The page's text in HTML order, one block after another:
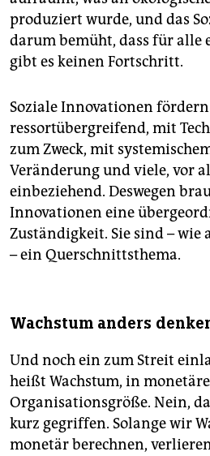
produziert wurde, und das
darum bemüht, dass für alle
gibt es keinen Fortschritt.
Soziale Innovationen
ressortübergreifend, mit
zum Zweck, mit
Veränderung und viele, vor
einbeziehend. Deswegen
Innovationen eine
Zuständigkeit. Sie sind –
– ein Querschnittsthema.
Wachstum anders
Und noch ein zum Streit
heißt Wachstum, in
Organisationsgröße. Nein,
kurz gegriffen. Solange wir
monetär berechnen,